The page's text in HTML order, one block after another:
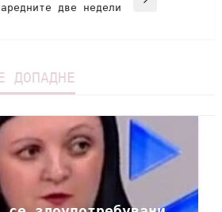
две недели
ДОПАДНЕ